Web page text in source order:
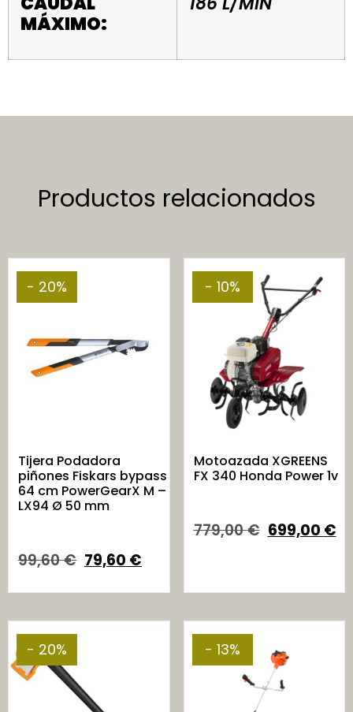
MÁXIMO:
Productos relacionados
- 20%
Tijera Podadora
piñones Fiskars bypass
64 cm PowerGearX M –
LX94 Ø 50 mm
99,60€ 79,60 €
- 10%
Motoazada XGREENS
FX 340 Honda Power 1v
779,00€ 699,00 €
- 20% - 13%